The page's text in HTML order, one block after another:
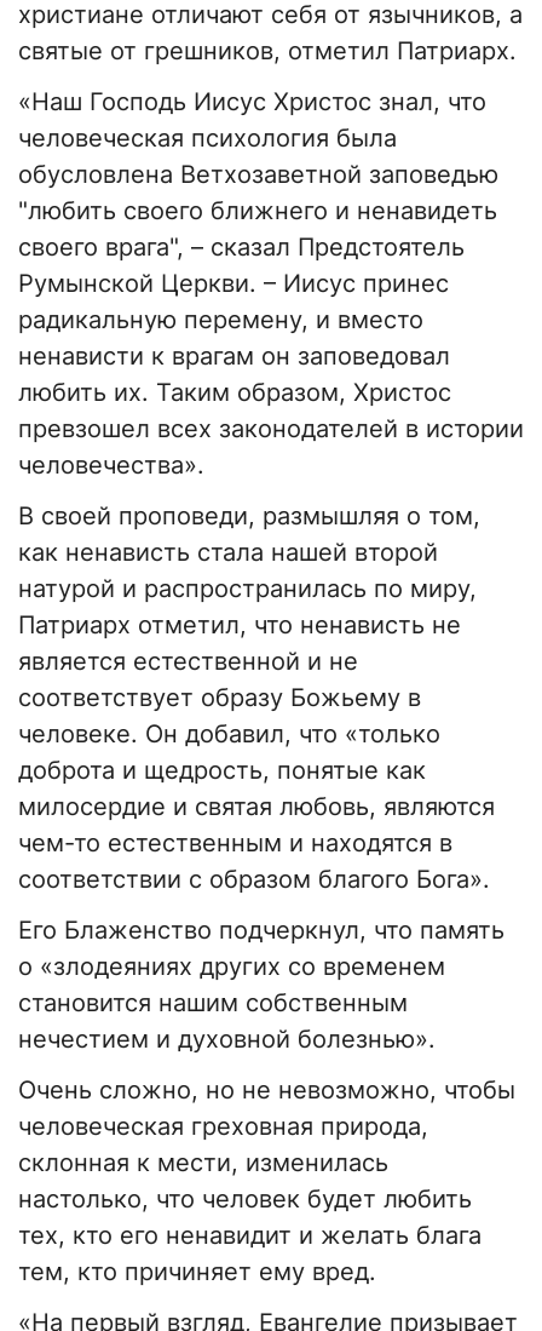
христиане отличают себя от язычников, а
святые от грешников, отметил Патриарх.
«Наш Господь Иисус Христос знал, что
человеческая психология была
обусловлена Ветхозаветной заповедью
"любить своего ближнего и ненавидеть
своего врага", – сказал Предстоятель
Румынской Церкви. – Иисус принес
радикальную перемену, и вместо
ненависти к врагам он заповедовал
любить их. Таким образом, Христос
превзошел всех законодателей в истории
человечества».
В своей проповеди, размышляя о том,
как ненависть стала нашей второй
натурой и распространилась по миру,
Патриарх отметил, что ненависть не
является естественной и не
соответствует образу Божьему в
человеке. Он добавил, что «только
доброта и щедрость, понятые как
милосердие и святая любовь, являются
чем-то естественным и находятся в
соответствии с образом благого Бога».
Его Блаженство подчеркнул, что память
о «злодеяниях других со временем
становится нашим собственным
нечестием и духовной болезнью».
Очень сложно, но не невозможно, чтобы
человеческая греховная природа,
склонная к мести, изменилась
настолько, что человек будет любить
тех, кто его ненавидит и желать блага
тем, кто причиняет ему вред.
«На первый взгляд, Евангелие призывает